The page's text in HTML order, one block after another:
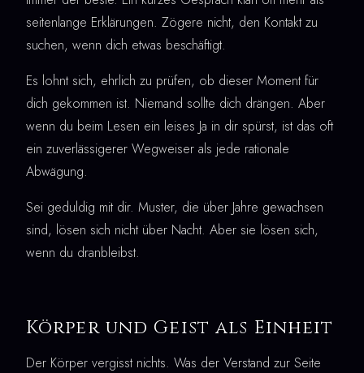
seitenlange Erklärungen. Zögere nicht, den Kontakt zu
suchen, wenn dich etwas beschäftigt.
Es lohnt sich, ehrlich zu prüfen, ob dieser Moment für
dich gekommen ist. Niemand sollte dich drängen. Aber
wenn du beim Lesen ein leises Ja in dir spürst, ist das oft
ein zuverlässigerer Wegweiser als jede rationale
Abwägung.
Sei geduldig mit dir. Muster, die über Jahre gewachsen
sind, lösen sich nicht über Nacht. Aber sie lösen sich,
wenn du dranbleibst.
Körper und Geist als Einheit
Der Körper vergisst nichts. Was der Verstand zur Seite